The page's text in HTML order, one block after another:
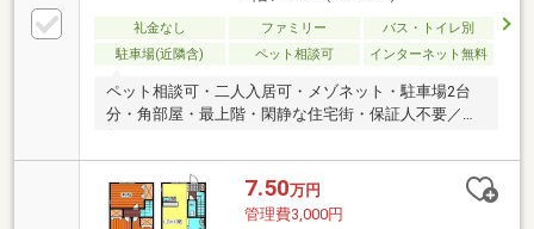
礼金なし ファミリー
バス・トイレ別
駐車場(近隣含)
ペット相談可 インターネット無料
ペット相談可・二人入居可・メゾネット・駐車場2台
分・角部屋・最上階・閑静な住宅街・保証人不要／代
7.50万円
管理費3,000円